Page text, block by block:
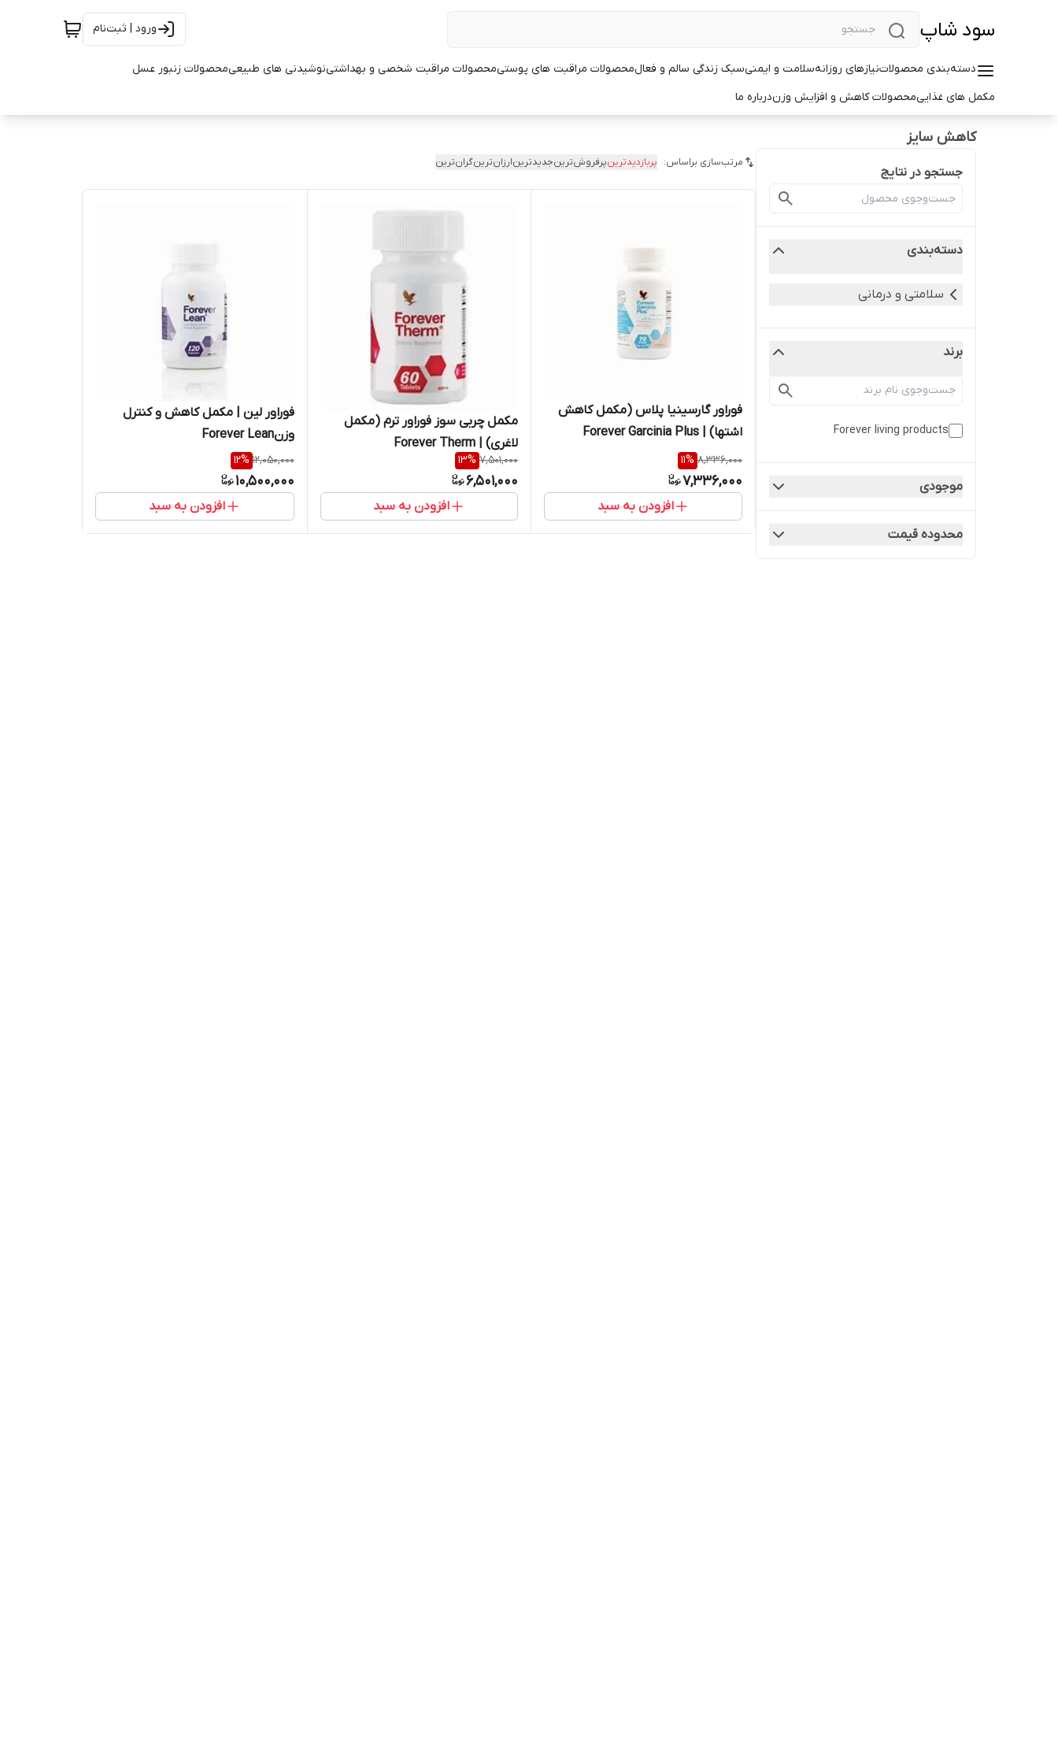
سود شاپ ورود | ثبت‌نام
دسته‌بندی محصولاتنیازهای روزانهسلامت و ایمنیسبک زندگی سالم و فعالمحصولات مراقبت های پوستیمحصولات مراقبت شخصی و بهداشتینوشیدنی های طبیعیمحصولات زنبور عسل
مکمل های غذاییمحصولات کاهش و افزایش وزندرباره ما
کاهش سایز
جستجو در نتایج
دسته‌بندی
سلامتی و درمانی
برند
Forever living products
موجودی
محدوده قیمت
مرتب‌سازی براساس: پربازدیدترینپرفروش‌ترینجدیدترینارزان‌ترینگران‌ترین
فوراور گارسینیا پلاس (مکمل کاهش
اشتها) | Forever Garcinia Plus
8,336,000
11%
7,336,000
افزودن به سبد
مکمل چربی سوز فوراور ترم (مکمل
لاغری) | Forever Therm
7,501,000
13%
6,501,000
افزودن به سبد
فوراور لین | مکمل کاهش و کنترل
وزنForever Lean
12,050,000
12%
10,500,000
افزودن به سبد